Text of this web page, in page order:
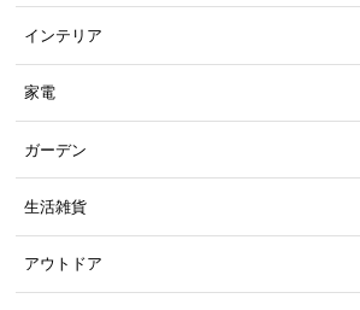
インテリア
家電
ガーデン
生活雑貨
アウトドア